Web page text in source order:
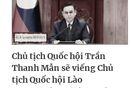
Chủ tịch Quốc hội Trần
Thanh Mẫn sẽ viếng Chủ
tịch Quốc hội Lào